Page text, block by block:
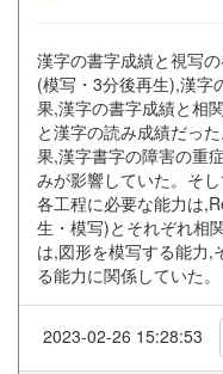
漢字の書字成績と視写
(模写・3分後再生),漢字
果,漢字の書字成績と相
と漢字の読み成績だっ
果,漢字書字の障害の重
みが影響していた。そ
各工程に必要な能力は
生・模写)とそれぞれ相
は,図形を模写する能力,
る能力に関係していた。
2023-02-26 15:28:53